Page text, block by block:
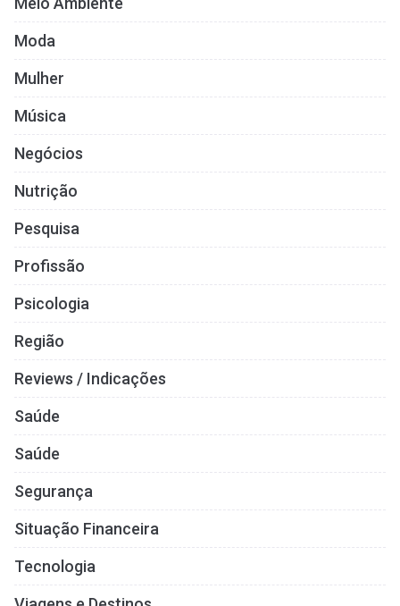
Moda
Mulher
Música
Negócios
Nutrição
Pesquisa
Profissão
Psicologia
Região
Reviews / Indicações
Saúde
Saúde
Segurança
Situação Financeira
Tecnologia